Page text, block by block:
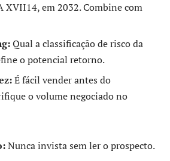
XVII14, em 2032. Combine com
Qual a classificação de risco da
o potencial retorno.
É fácil vender antes do
o volume negociado no
Nunca invista sem ler o prospecto.